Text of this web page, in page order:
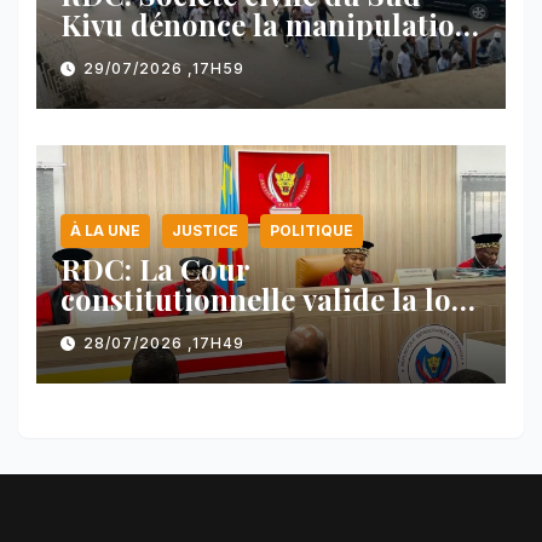
Kivu dénonce la manipulation
des manifestations par
l’AFC/M23
29/07/2026 ,17H59
À LA UNE JUSTICE POLITIQUE
RDC: La Cour
constitutionnelle valide la loi
référendaire sous réserves de
plusieurs dispositions
28/07/2026 ,17H49